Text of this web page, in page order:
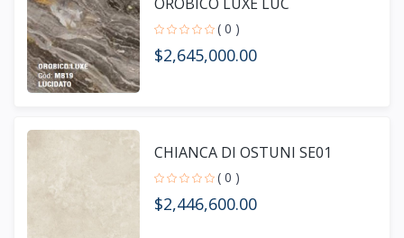
( 0 )
$2,645,000.00
CHIANCA DI OSTUNI SE01
( 0 )
$2,446,600.00